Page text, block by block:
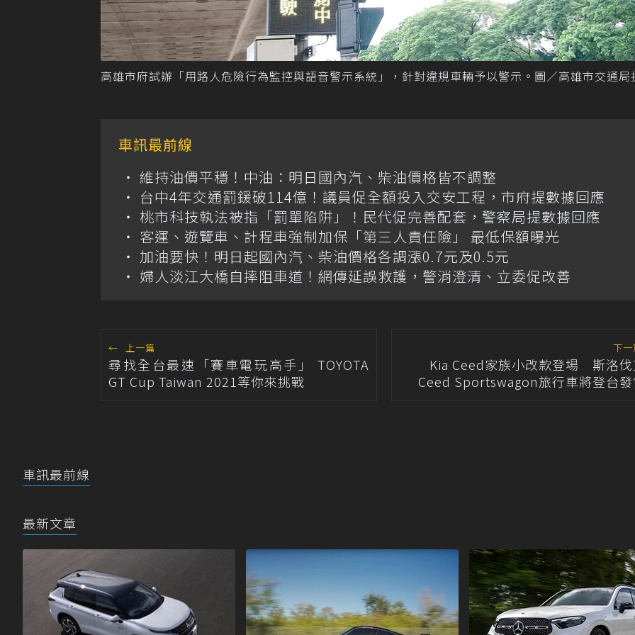
高雄市府試辦「用路人危險行為監控與語音警示系統」，針對違規車輛予以警示。圖／高雄市交通局
車訊最前線
維持油價平穩！中油：明日國內汽、柴油價格皆不調整
台中4年交通罰鍰破114億！議員促全額投入交安工程，市府提數據回應
桃市科技執法被指「罰單陷阱」！民代促完善配套，警察局提數據回應
客運、遊覽車、計程車強制加保「第三人責任險」 最低保額曝光
加油要快！明日起國內汽、柴油價格各調漲0.7元及0.5元
婦人淡江大橋自摔阻車道！網傳延誤救護，警消澄清、立委促改善
← 上一篇
尋找全台最速「賽車電玩高手」 TOYOTA
GT Cup Taiwan 2021等你來挑戰
下
Kia Ceed家族小改款登場 斯洛
Ceed Sportswagon旅行車將登台
車訊最前線
最新文章